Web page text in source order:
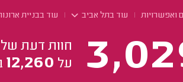
ואפשרויות עוד בתל אביב עוד בבניית
חוות דעת
על 12,260